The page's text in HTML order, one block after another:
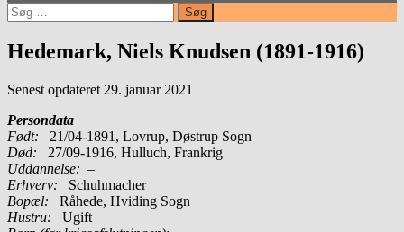
Søg
efter:
Hedemark, Niels Knudsen (1891-1916)
Senest opdateret 29. januar 2021
Persondata
Født: 21/04-1891, Lovrup, Døstrup Sogn
Død: 27/09-1916, Hulluch, Frankrig
Uddannelse: –
Erhverv: Schuhmacher
Bopæl: Råhede, Hviding Sogn
Hustru: Ugift